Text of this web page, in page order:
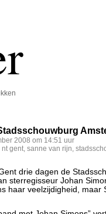
2008 om 14:51 uur
nt gent, sanne van rijn,
drie dagen de
sterregisseur Johan
haar veelzijdigheid, maar